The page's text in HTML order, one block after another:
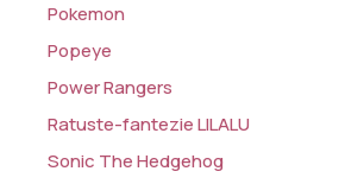
Pokemon
Popeye
Power Rangers
Ratuste-fantezie LILALU
Sonic The Hedgehog